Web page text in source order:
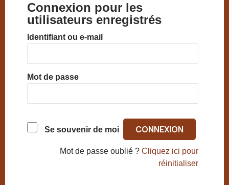
Connexion pour les
utilisateurs enregistrés
Identifiant ou e-mail
Mot de passe
Se souvenir de moi
Mot de passe oublié ?Cliquez ici pour
réinitialiser